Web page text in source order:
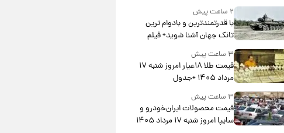
۲ ساعت پیش
با قدرتمندترین و بادوام ترین
تانک جهان آشنا شوید+ فیلم
۳ ساعت پیش
قیمت طلا ۱۸عیار امروز شنبه ۱۷
مرداد ۱۴۰۵ +جدول
۳ ساعت پیش
قیمت محصولات ایران‌خودرو و
سایپا امروز شنبه ۱۷ مرداد ۱۴۰۵